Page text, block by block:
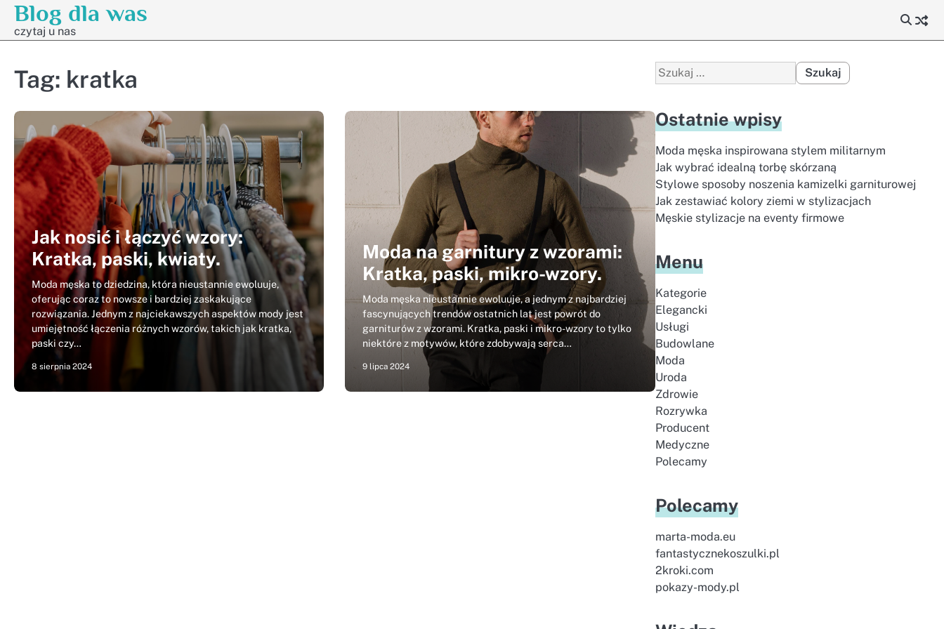
Skip
content
Blog dla was
czytaj u nas
Tag: kratka
Jak nosić i łączyć wzory:
Kratka, paski, kwiaty.
Moda męska to dziedzina, która nieustannie ewoluuje,
oferując coraz to nowsze i bardziej zaskakujące
rozwiązania. Jednym z najciekawszych aspektów mody jest
umiejętność łączenia różnych wzorów, takich jak kratka,
paski czy…
8 sierpnia 2024
Moda na garnitury z wzorami:
Kratka, paski, mikro-wzory.
Moda męska nieustannie ewoluuje, a jednym z najbardziej
fascynujących trendów ostatnich lat jest powrót do
garniturów z wzorami. Kratka, paski i mikro-wzory to tylko
niektóre z motywów, które zdobywają serca…
9 lipca 2024
Szukaj:
Ostatnie wpisy
Moda męska inspirowana stylem militarnym
Jak wybrać idealną torbę skórzaną
Stylowe sposoby noszenia kamizelki garniturowej
Jak zestawiać kolory ziemi w stylizacjach
Męskie stylizacje na eventy firmowe
Menu
Kategorie
Elegancki
Usługi
Budowlane
Moda
Uroda
Zdrowie
Rozrywka
Producent
Medyczne
Polecamy
Polecamy
marta-moda.eu
fantastycznekoszulki.pl
2kroki.com
pokazy-mody.pl